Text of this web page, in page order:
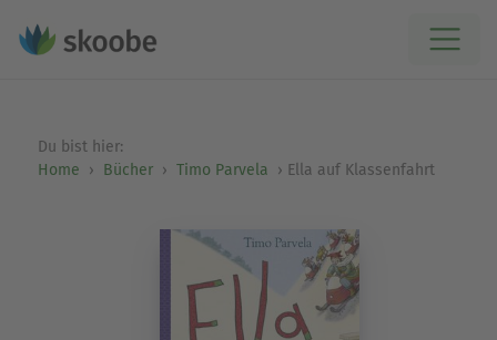
Du bist hier:
Home
Bücher Timo Parvela Ella auf Klassenfahrt